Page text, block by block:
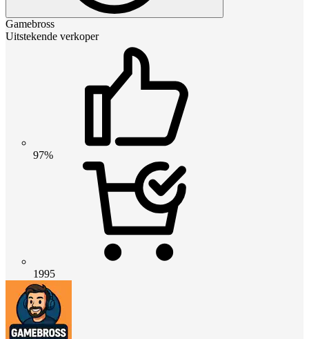
Gamebross
Uitstekende verkoper
97%
1995